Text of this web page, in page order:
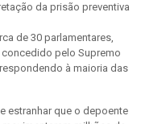
da prisão preventiva
de 30 parlamentares,
pelo Supremo
à maioria das
estranhar que o depoente